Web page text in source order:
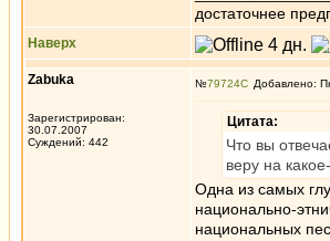
достаточнее
Наверх
Zabuka
Зарегистрирован:
30.07.2007
Суждений: 442
№79724 Добавлено:
Цитата:
Что вы
веру на
Одна из самых
национально-
национальных